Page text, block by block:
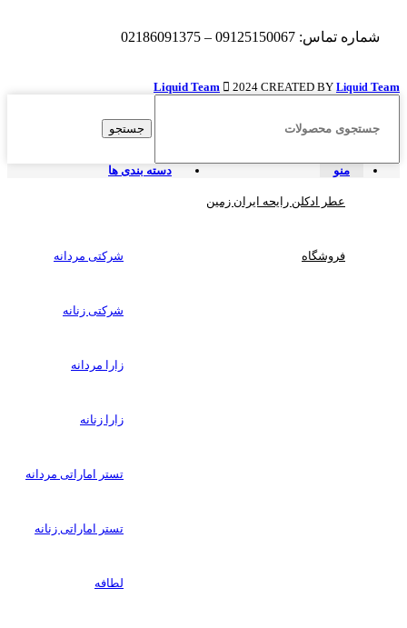
شماره تماس: 09125150067 – 02186091375
Liquid Team 2024 CREATED BY Liquid Team
جستجو
منو دسته بندی ها
عطر ادکلن رایحه ایران زمین
فروشگاه شرکتی مردانه
شرکتی زنانه
زارا مردانه
زارا زنانه
تستر اماراتی مردانه
تستر اماراتی زنانه
لطافه